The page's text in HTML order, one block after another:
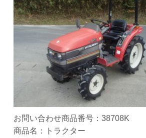
お問い合わせ商品番号：38708K
商品名：トラクター